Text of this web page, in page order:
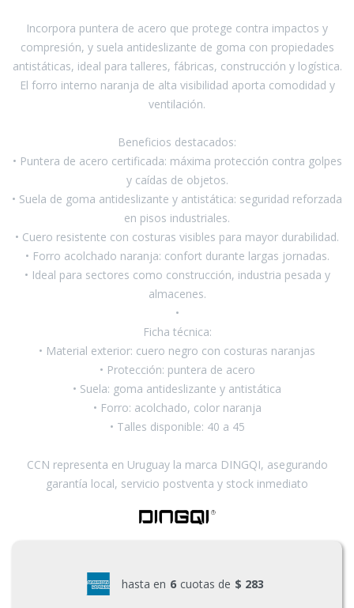
Incorpora puntera de acero que protege contra impactos y
compresión, y suela antideslizante de goma con propiedades
antistáticas, ideal para talleres, fábricas, construcción y logística.
El forro interno naranja de alta visibilidad aporta comodidad y
ventilación.
Beneficios destacados:
• Puntera de acero certificada: máxima protección contra golpes
y caídas de objetos.
• Suela de goma antideslizante y antistática: seguridad reforzada
en pisos industriales.
• Cuero resistente con costuras visibles para mayor durabilidad.
• Forro acolchado naranja: confort durante largas jornadas.
• Ideal para sectores como construcción, industria pesada y
almacenes.
•
Ficha técnica:
• Material exterior: cuero negro con costuras naranjas
• Protección: puntera de acero
• Suela: goma antideslizante y antistática
• Forro: acolchado, color naranja
• Talles disponible: 40 a 45
CCN representa en Uruguay la marca DINGQI, asegurando
garantía local, servicio postventa y stock inmediato
hasta en 6 cuotas de $ 283
Pinturas y Accesorios
Piscinas e Inflables
Soldadoras y Accesorios